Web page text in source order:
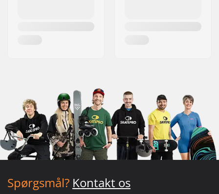
Spørgsmål? Kontakt os